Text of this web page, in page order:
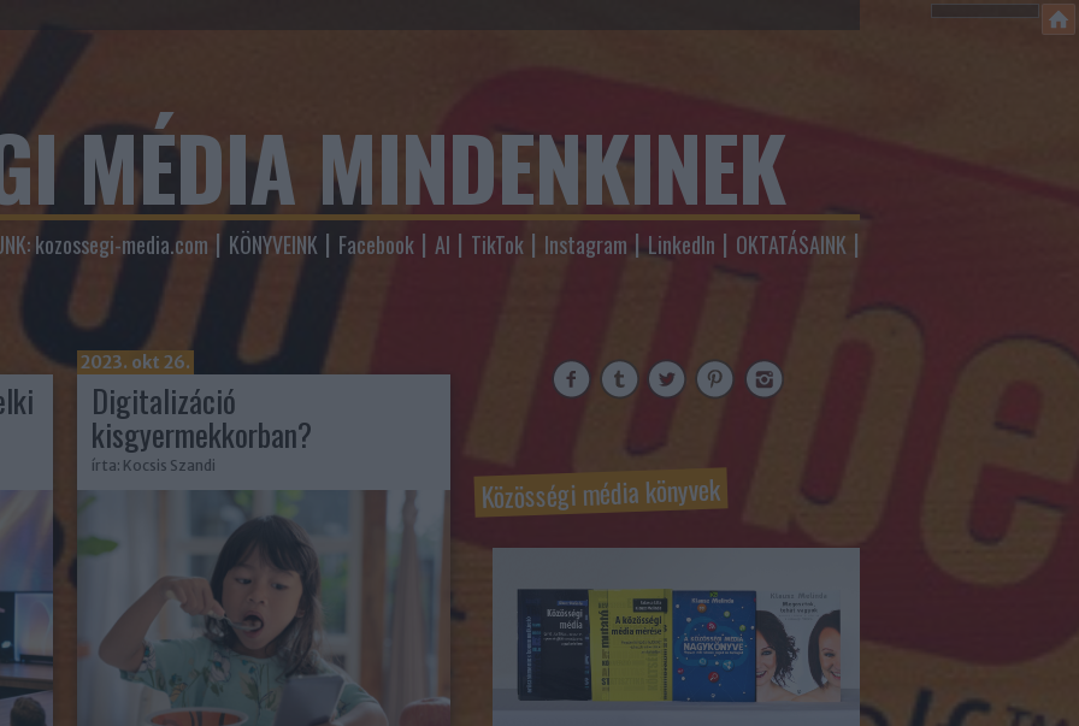
MÉDIA MINDENKINEK
kozossegi-media.com KÖNYVEINK Facebook AI TikTok Instagram LinkedIn OKTATÁSAINK
2023. okt 26.
Digitalizáció
kisgyermekkorban?
írta: Kocsis Szandi
Közösségi média könyvek